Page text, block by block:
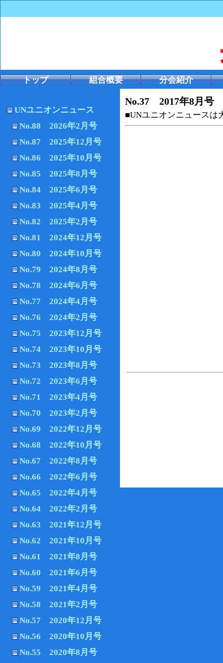
トップ 組合概要 分会紹介
UNユニオンニュース
No.88 2026年2月号
No.87 2025年12月号
No.86 2025年10月号
No.85 2025年8月号
No.84 2025年6月号
No.83 2025年4月号
No.82 2025年2月号
No.81 2024年12月号
No.80 2024年10月号
No.79 2024年8月号
No.78 2024年6月号
No.77 2024年4月号
No.76 2024年2月号
No.75 2023年12月号
No.74 2023年10月号
No.73 2023年8月号
No.72 2023年6月号
No.71 2023年4月号
No.70 2023年2月号
No.69 2022年12月号
No.68 2022年10月号
No.67 2022年8月号
No.66 2022年6月号
No.65 2022年4月号
No.64 2022年2月号
No.63 2021年12月号
No.62 2021年10月号
No.61 2021年8月号
No.60 2021年6月号
No.59 2021年4月号
No.58 2021年2月号
No.57 2020年12月号
No.56 2020年10月号
No.55 2020年8月号
No.37 2017年8月号
■UNユニオンニュースは